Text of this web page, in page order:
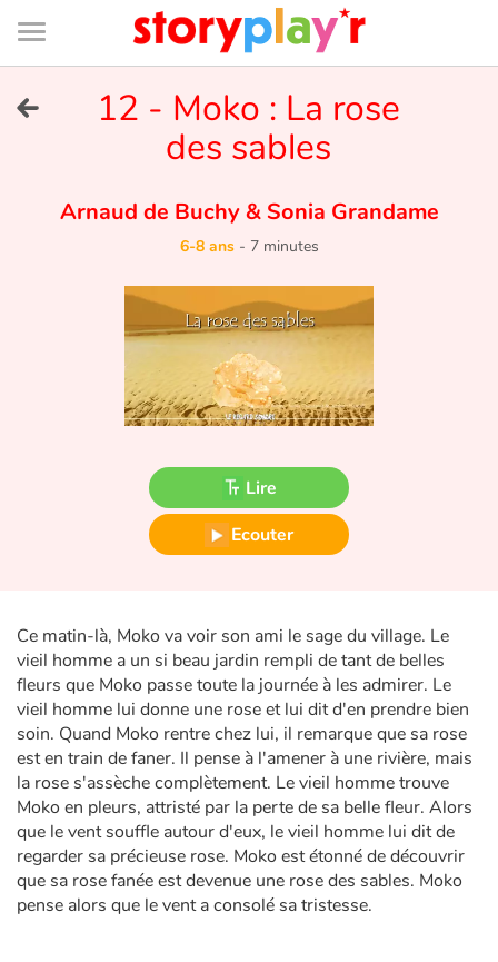
Connexion
Bibliothèque
de
page
Tester gratuitement
Bibliothèque
Fable, mythe, littérature et poésie
Héroïnes et héros
Écologie, nature, saisons
Les animaux
Voyage, épopée, enquête, aventure
Autour du monde
12 - Moko : La rose
des sables
Arnaud de Buchy&Sonia Grandame
6-8 ans- 7 minutes
Lire
Ecouter
Ce matin-là, Moko va voir son ami le sage du village. Le
vieil homme a un si beau jardin rempli de tant de belles
fleurs que Moko passe toute la journée à les admirer. Le
vieil homme lui donne une rose et lui dit d'en prendre bien
soin. Quand Moko rentre chez lui, il remarque que sa rose
est en train de faner. Il pense à l'amener à une rivière, mais
la rose s'assèche complètement. Le vieil homme trouve
Moko en pleurs, attristé par la perte de sa belle fleur. Alors
que le vent souffle autour d'eux, le vieil homme lui dit de
regarder sa précieuse rose. Moko est étonné de découvrir
que sa rose fanée est devenue une rose des sables. Moko
pense alors que le vent a consolé sa tristesse.